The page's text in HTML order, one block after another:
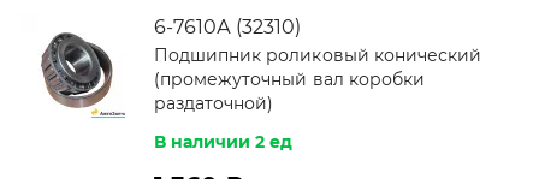
6-7610А (32310)
Подшипник роликовый конический
(промежуточный вал коробки
раздаточной)
В наличии 2 ед